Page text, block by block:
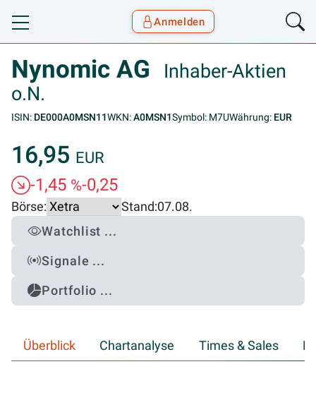
Toggle navigation
Anmelden
Nynomic AG
Inhaber-Aktien
o.N.
ISIN: DE000A0MSN11WKN:A0MSN1Symbol: M7UWährung: EUR
16,95 EUR
-1,45 %-0,25
Börse: Stand:07.08.
Watchlist ...
Signale ...
Portfolio ...
Überblick Chartanalyse Times & Sales